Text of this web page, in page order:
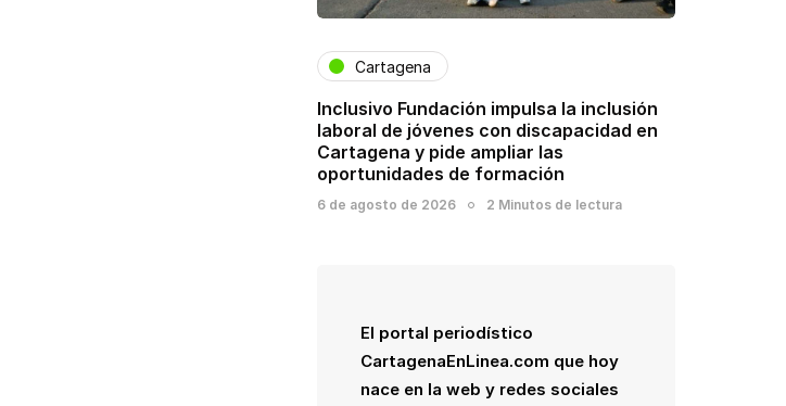
Cartagena
Inclusivo Fundación impulsa la inclusión
laboral de jóvenes con discapacidad en
Cartagena y pide ampliar las
oportunidades de formación
6 de agosto de 2026 2 Minutos de lectura
El portal periodístico
CartagenaEnLinea.com que hoy
nace en la web y redes sociales